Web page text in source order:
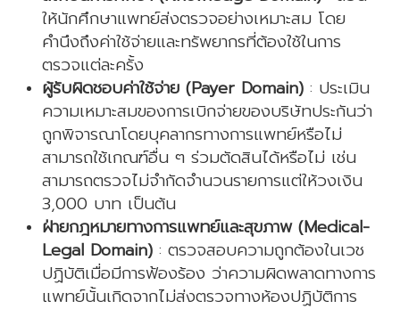
ให้นักศึกษาแพทย์ส่งตรวจอย่างเหมาะสม โดย
คำนึงถึงค่าใช้จ่ายและทรัพยากรที่ต้องใช้ในการ
ตรวจแต่ละครั้ง
ผู้รับผิดชอบค่าใช้จ่าย (Payer Domain) : ประเมิน
ความเหมาะสมของการเบิกจ่ายของบริษัทประกันว่า
ถูกพิจารณาโดยบุคลากรทางการแพทย์หรือไม่
สามารถใช้เกณฑ์อื่น ๆ ร่วมตัดสินได้หรือไม่ เช่น
สามารถตรวจไม่จำกัดจำนวนรายการแต่ให้วงเงิน
3,000 บาท เป็นต้น
ฝ่ายกฎหมายทางการแพทย์และสุขภาพ (Medical-
Legal Domain) : ตรวจสอบความถูกต้องในเวช
ปฏิบัติเมื่อมีการฟ้องร้อง ว่าความผิดพลาดทางการ
แพทย์นั้นเกิดจากไม่ส่งตรวจทางห้องปฏิบัติการ